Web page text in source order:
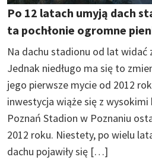
Po 12 latach umyją dach
ta pochłonie ogromne
Na dachu stadionu od lat widać
Jednak niedługo ma się to
jego pierwsze mycie od 2012
inwestycja wiąże się z
Poznań Stadion w Poznaniu
2012 roku. Niestety, po wielu
dachu pojawiły się […]